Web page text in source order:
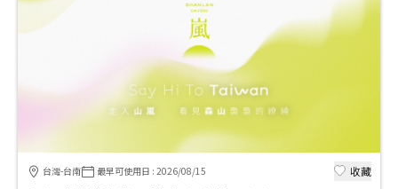
台灣-台南 最早可使用日 : 2026/08/15 收藏